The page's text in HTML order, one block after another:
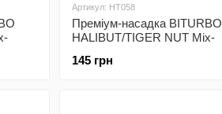
Артикул: HT058
Преміум-насадка BITURBO
HALIBUT/TIGER NUT Mix-
2300500000622)
145 грн